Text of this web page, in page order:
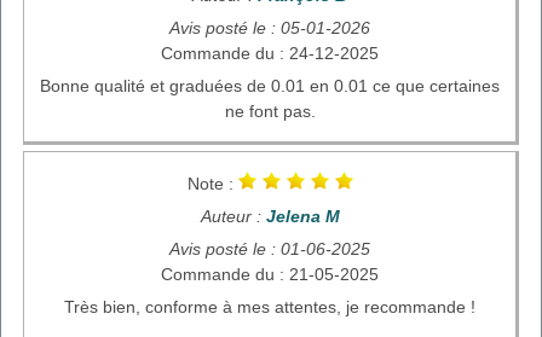
Avis posté le : 05-01-2026
Commande du : 24-12-2025
Bonne qualité et graduées de 0.01 en 0.01 ce que certaines
ne font pas.
Note :
Auteur : Jelena M
Avis posté le : 01-06-2025
Commande du : 21-05-2025
Très bien, conforme à mes attentes, je recommande !